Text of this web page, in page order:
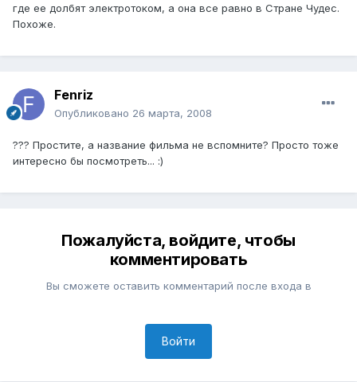
где ее долбят электротоком, а она все равно в Стране Чудес.
Похоже.
Fenriz
Опубликовано 26 марта, 2008
??? Простите, а название фильма не вспомните? Просто тоже
интересно бы посмотреть... :)
Пожалуйста, войдите, чтобы
комментировать
Вы сможете оставить комментарий после входа в
Войти